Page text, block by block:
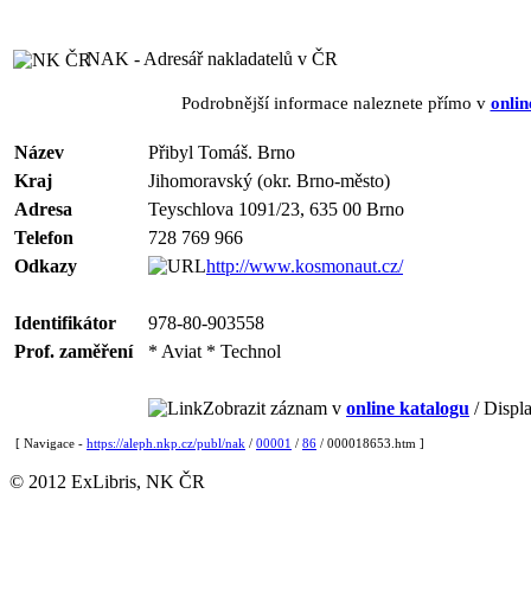
NAK - Adresář nakladatelů v ČR
Podrobnější informace naleznete přímo v
Název
Přibyl Tomáš. Brno
Kraj
Jihomoravský (okr. Brno-město)
Adresa
Teyschlova 1091/23, 635 00 Brno
Telefon
728 769 966
Odkazy
http://www.kosmonaut.cz/
Identifikátor
978-80-903558
Prof. zaměření
* Aviat * Technol
Zobrazit záznam v online katalogu /
[ Navigace - https://aleph.nkp.cz/publ/nak / 00001 / 86 / 000018653.htm ]
© 2012 ExLibris, NK ČR